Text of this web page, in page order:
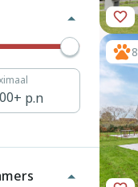
12
+ p.n